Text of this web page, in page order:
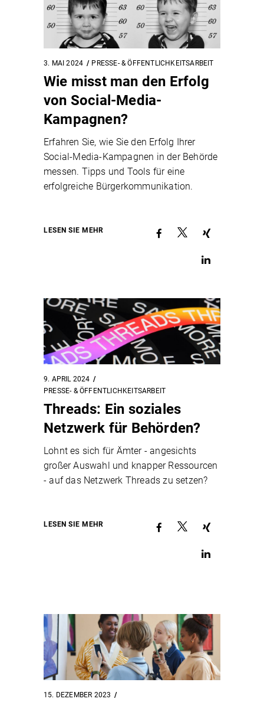
3. MAI 2024 PRESSE- & ÖFFENTLICHKEITSARBEIT
Wie misst man den Erfolg
von Social-Media-
Kampagnen?
Erfahren Sie, wie Sie den Erfolg Ihrer
Social-Media-Kampagnen in der Behörde
messen. Tipps und Tools für eine
erfolgreiche Bürgerkommunikation.
LESEN SIE MEHR
9. APRIL 2024
PRESSE- & ÖFFENTLICHKEITSARBEIT
Threads: Ein soziales
Netzwerk für Behörden?
Lohnt es sich für Ämter - angesichts
großer Auswahl und knapper Ressourcen
- auf das Netzwerk Threads zu setzen?
LESEN SIE MEHR
15. DEZEMBER 2023